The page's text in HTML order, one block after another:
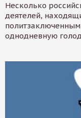
Несколько
деятелей,
однодневную